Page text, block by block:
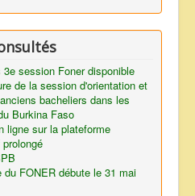
session Foner disponible
de la session d'orientation et
bacheliers dans les
Burkina Faso
ligne sur la plateforme
du FONER débute le 31 mai